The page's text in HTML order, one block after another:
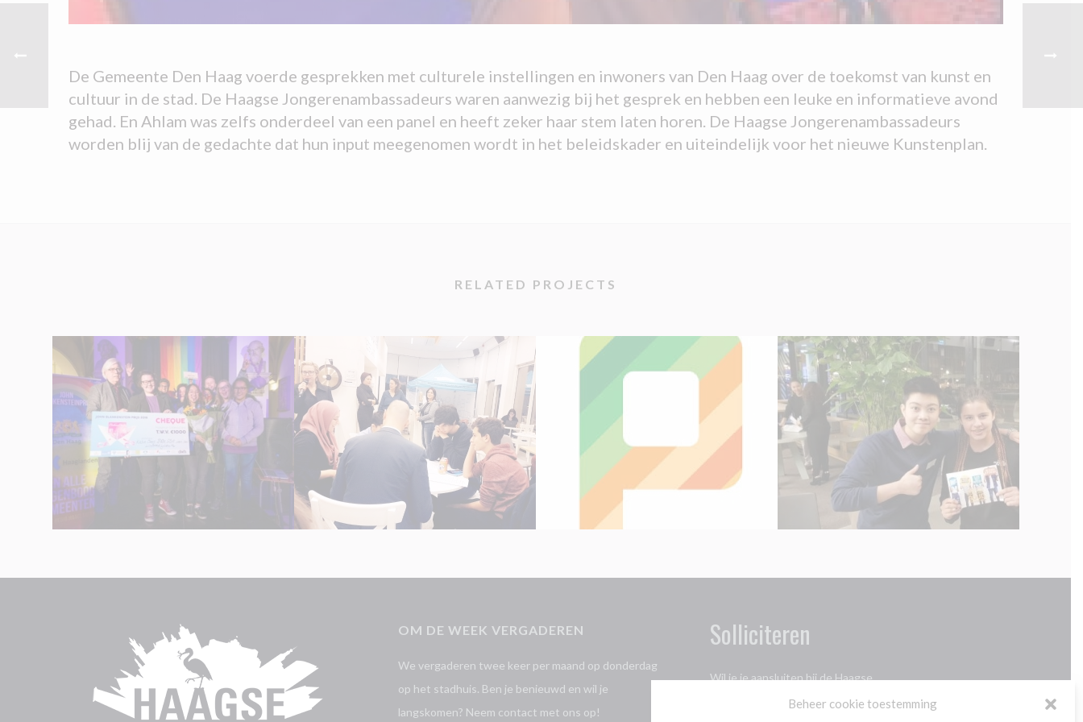
Beheer cookie toestemming
De Gemeente Den Haag voerde gesprekken met culturele instellingen en inwoners van Den Haag over de toekomst van kunst en
cultuur in de stad. De Haagse Jongerenambassadeurs waren aanwezig bij het gesprek en hebben een leuke en informatieve avond
gehad. En Ahlam was zelfs onderdeel van een panel en heeft zeker haar stem laten horen. De Haagse Jongerenambassadeurs
worden blij van de gedachte dat hun input meegenomen wordt in het beleidskader en uiteindelijk voor het nieuwe Kunstenplan.
RELATED PROJECTS
OM DE WEEK VERGADEREN
We vergaderen twee keer per maand op donderdag
op het stadhuis. Ben je benieuwd en wil je
langskomen? Neem contact met ons op!
Solliciteren
Wil je je aansluiten bij de Haagse
Jongerenambassadeurs? Klikhier